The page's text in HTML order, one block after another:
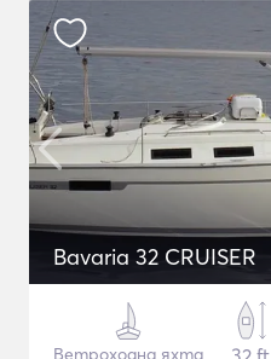
Bavaria 32 CRUISER
Ветроходна яхта